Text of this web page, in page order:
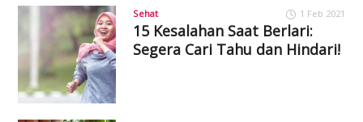
Sehat 1 Feb 2021
15 Kesalahan Saat Berlari:
Segera Cari Tahu dan Hindari!